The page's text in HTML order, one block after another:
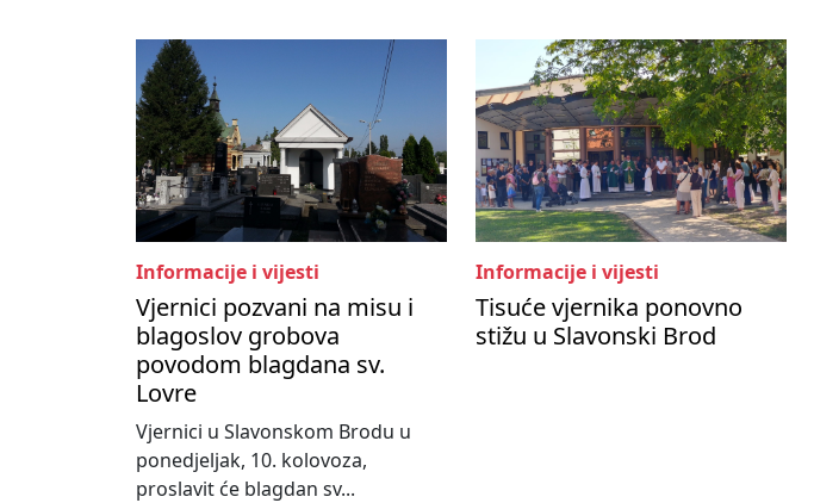
Informacije i vijesti
Vjernici pozvani na misu i
blagoslov grobova
povodom blagdana sv.
Lovre
Vjernici u Slavonskom Brodu u
ponedjeljak, 10. kolovoza,
proslavit će blagdan sv...
Informacije i vijesti
Tisuće vjernika ponovno
stižu u Slavonski Brod